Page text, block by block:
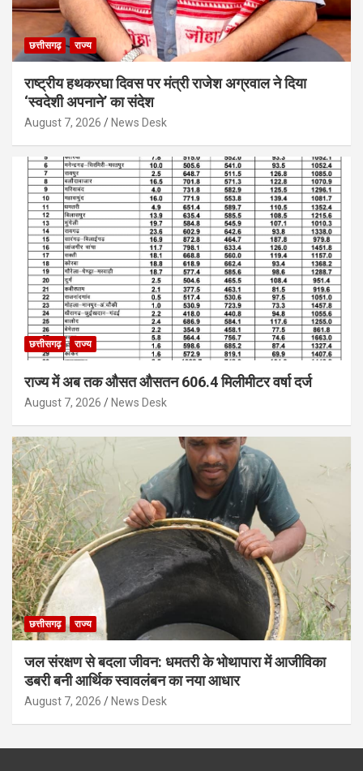
छत्तीसगढ़ राज्य
राष्ट्रीय हथकरघा दिवस पर मंत्री राजेश अग्रवाल ने दिया
‘स्वदेशी अपनाने’ का संदेश
August 7, 2026 News Desk
छत्तीसगढ़ राज्य
राज्य में अब तक औसत औसतन 606.4 मिलीमीटर वर्षा दर्ज
August 7, 2026 News Desk
छत्तीसगढ़ राज्य
जल संरक्षण से बदला जीवन: धमतरी के भोथापारा में आजीविका
डबरी बनी आर्थिक स्वावलंबन का नया आधार
August 7, 2026 News Desk